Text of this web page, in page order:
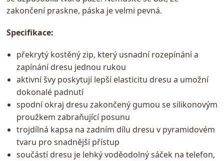
zakončení praskne, páska je velmi pevná.
Specifikace:
překrytý kostěný zip, který usnadní rozepínání a
zapínání dresu jednou rukou
aktivní švy poskytují lepší elasticitu dresu a umožní
dokonalé padnutí
spodní okraj dresu zakončený gumou se silikonovým
proužkem zabraňující posunu
trojdílná kapsa na zadním dílu dresu v pyramidovém
tvaru pro snadnější přístup
součástí dresu je lehký voděodolný sáček na telefon,